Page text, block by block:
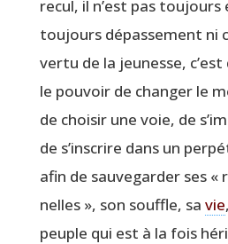
recul, il n’est pas
tou­jours dépas­se­ment ni
ver­tu de la jeu­nesse, c’est
le pou­voir de chan­ger le
de choi­sir une voie, de
de s’inscrire dans un
afin de sau­ve­gar­der ses
nelles », son souffle, sa vie
peuple qui est à la fois